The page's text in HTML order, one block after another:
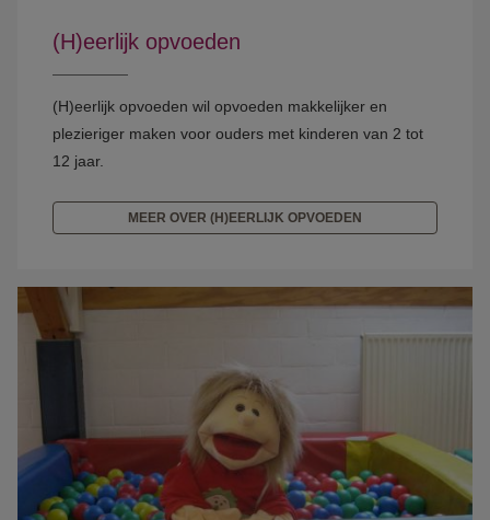
(H)eerlijk opvoeden
(H)eerlijk opvoeden wil opvoeden makkelijker en
plezieriger maken voor ouders met kinderen van 2 tot
12 jaar.
MEER OVER (H)EERLIJK OPVOEDEN